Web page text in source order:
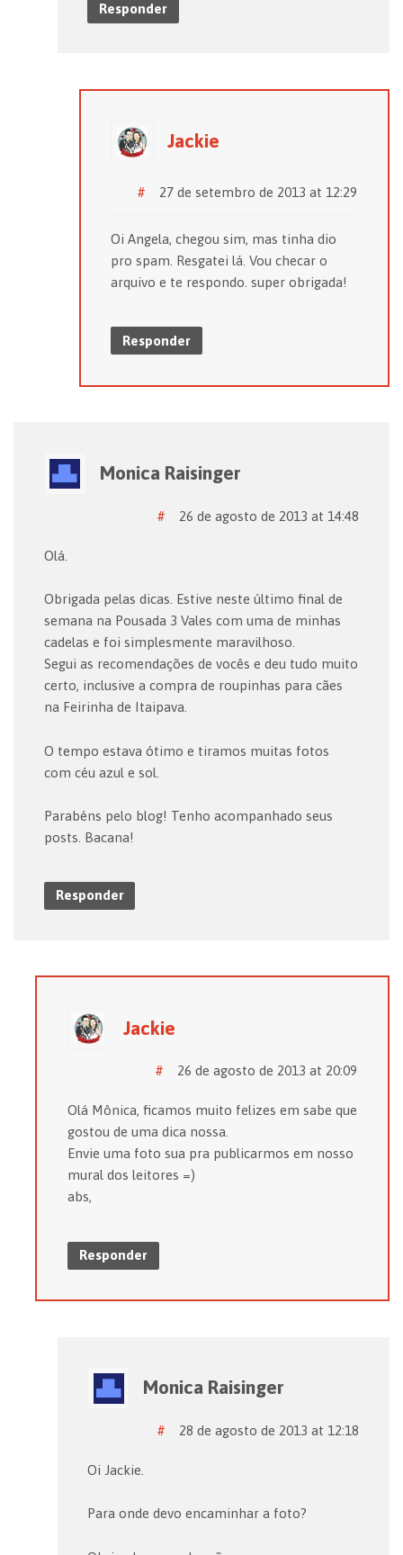
Responder
Jackie
27 de setembro de 2013 at 12:29
#
Oi Angela, chegou sim, mas tinha dio
pro spam. Resgatei lá. Vou checar o
arquivo e te respondo. super obrigada!
Responder
Monica Raisinger
26 de agosto de 2013 at 14:48
#
Olá.
Obrigada pelas dicas. Estive neste último final de
semana na Pousada 3 Vales com uma de minhas
cadelas e foi simplesmente maravilhoso.
Segui as recomendações de vocês e deu tudo muito
certo, inclusive a compra de roupinhas para cães
na Feirinha de Itaipava.
O tempo estava ótimo e tiramos muitas fotos
com céu azul e sol.
Parabéns pelo blog! Tenho acompanhado seus
posts. Bacana!
Responder
Jackie
26 de agosto de 2013 at 20:09
#
Olá Mônica, ficamos muito felizes em sabe que
gostou de uma dica nossa.
Envie uma foto sua pra publicarmos em nosso
mural dos leitores =)
abs,
Responder
Monica Raisinger
28 de agosto de 2013 at 12:18
#
Oi Jackie.
Para onde devo encaminhar a foto?